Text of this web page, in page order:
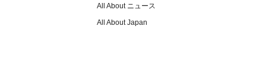
All About ニュース
All About Japan